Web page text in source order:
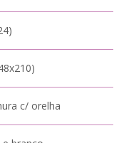
c/ orelha